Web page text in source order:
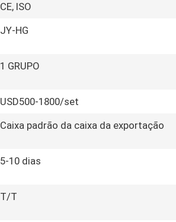
CE, ISO
JY-HG
1 GRUPO
USD500-1800/set
Caixa padrão da caixa da exportação
5-10 dias
T/T